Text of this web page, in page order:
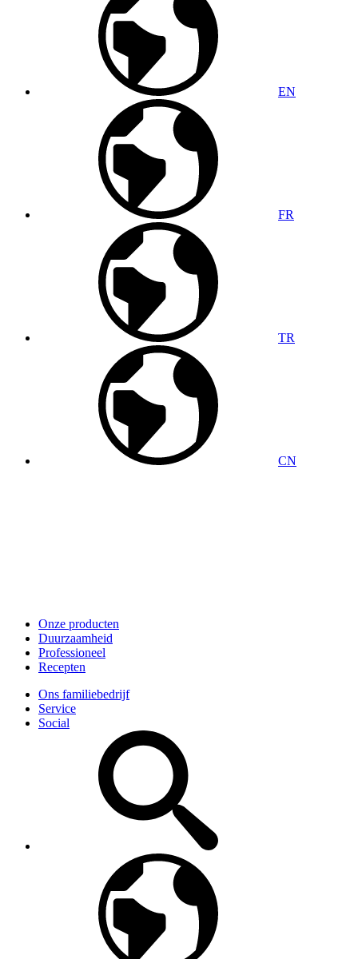
EN
FR
TR
CN
Onze producten
Duurzaamheid
Professioneel
Recepten
Ons familiebedrijf
Service
Social